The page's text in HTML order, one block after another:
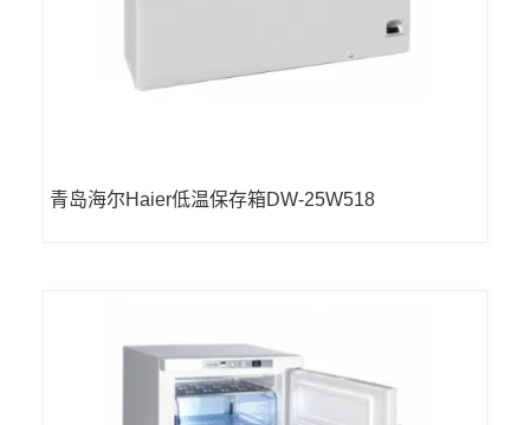
青岛海尔Haier低温保存箱DW-25W518